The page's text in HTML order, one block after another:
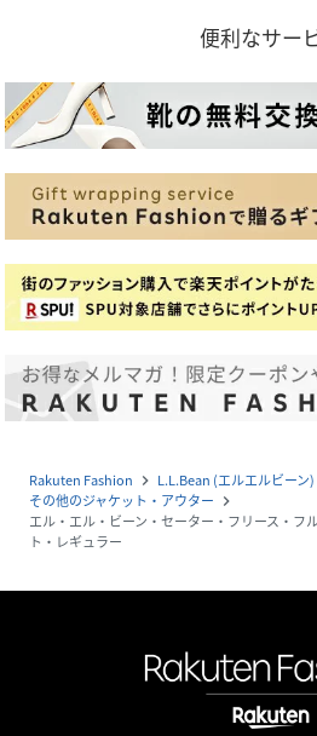
便利なサー
Rakuten Fashion navigate_next L.L.Bean (エルエルビーン)
その他のジャケット・アウター navigate_next
エル・エル・ビーン・セーター・フリース・フ
ト・レギュラー